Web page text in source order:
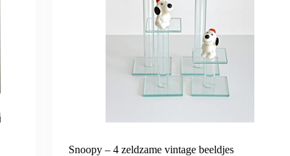
Snoopy – 4 zeldzame vintage beeldjes